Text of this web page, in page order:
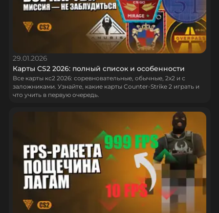
29.01.2026
Карты CS2 2026: полный список и особенности
Все карты кс2 2026: соревновательные, обычные, 2х2 и с
заложниками. Узнайте, какие карты Counter‑Strike 2 играть и
что учить в первую очередь.